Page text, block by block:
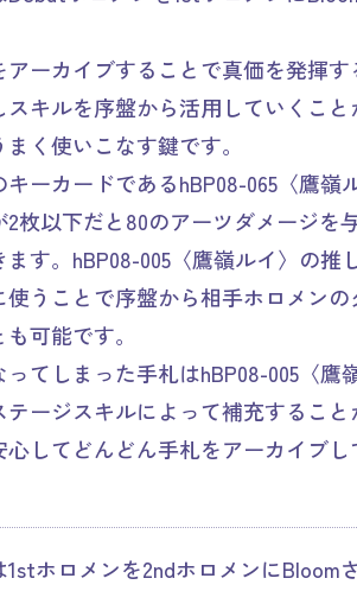
アーカイブすることで真価を発揮
スキルを序盤から活用していくこ
まく使いこなす鍵です。
キーカードであるhBP08-065〈鷹嶺
2枚以下だと80のアーツダメージを
ます。hBP08-005〈鷹嶺ルイ〉の推
使うことで序盤から相手ホロメン
も可能です。
ってしまった手札はhBP08-005〈鷹
テージスキルによって補充するこ
心してどんどん手札をアーカイブ
1stホロメンを2ndホロメンにBloom